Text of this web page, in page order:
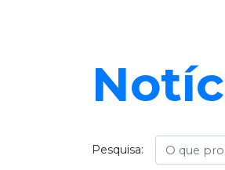
Pesquisa:Busca